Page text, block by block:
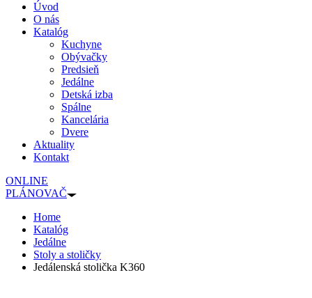
Úvod
O nás
Katalóg
Kuchyne
Obývačky
Predsieň
Jedálne
Detská izba
Spálne
Kancelária
Dvere
Aktuality
Kontakt
ONLINE
PLÁNOVAČ
Home
Katalóg
Jedálne
Stoly a stoličky
Jedálenská stolička K360